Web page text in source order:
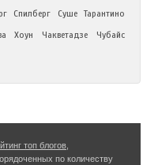
Спилберг Суше Тарантино
Хоун Чакветадзе
Чубайс
топ блогов
по количеству